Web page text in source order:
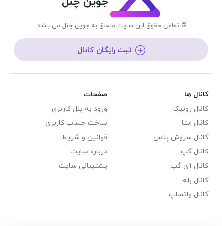
© تمامی حقوق این سایت متعلق به جوین چنل می باشد.
ثبت رایگان کانال
کانال ها
کانال روبیکا
کانال ایتا
کانال سروش پلاس
کانال گپ
کانال آی گپ
کانال بله
کانال واتساپ
صفحات
ورود به پنل کاربری
ساخت حساب کاربری
قوانین و شرایط
درباره سایت
پشتیبانی سایت